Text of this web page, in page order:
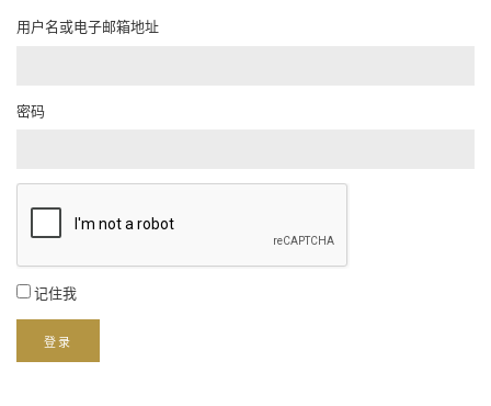
用户名或电子邮箱地址
密码
记住我
登录